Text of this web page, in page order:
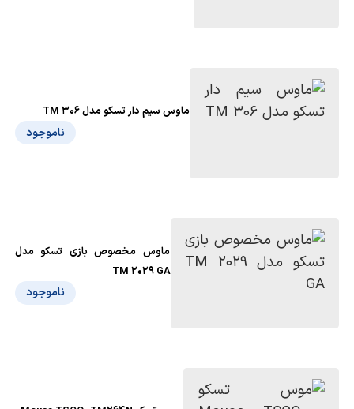
ماوس سیم دار تسکو مدل TM 306
ناموجود
ماوس مخصوص بازی تسکو مدل
TM 2029 GA
ناموجود